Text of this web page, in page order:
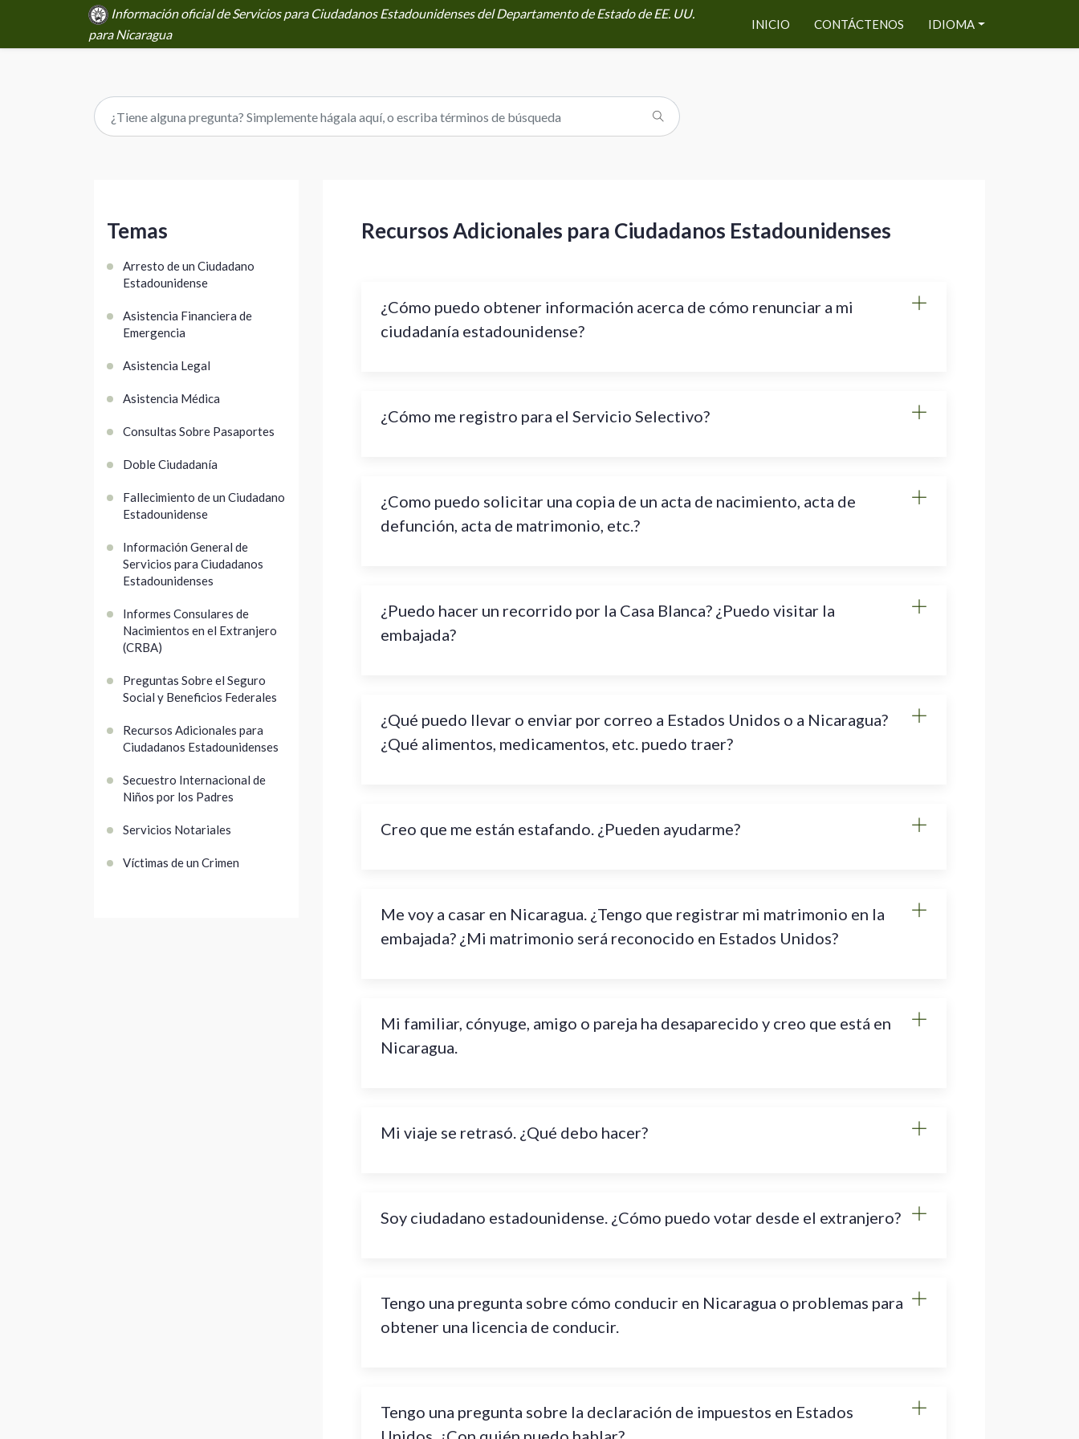
Información oficial de Servicios para Ciudadanos Estadounidenses del Departamento de Estado de EE. UU.
para Nicaragua
INICIO CONTÁCTENOS IDIOMA
Temas
Arresto de un Ciudadano
Estadounidense
Asistencia Financiera de
Emergencia
Asistencia Legal
Asistencia Médica
Consultas Sobre Pasaportes
Doble Ciudadanía
Fallecimiento de un Ciudadano
Estadounidense
Información General de
Servicios para Ciudadanos
Estadounidenses
Informes Consulares de
Nacimientos en el Extranjero
(CRBA)
Preguntas Sobre el Seguro
Social y Beneficios Federales
Recursos Adicionales para
Ciudadanos Estadounidenses
Secuestro Internacional de
Niños por los Padres
Servicios Notariales
Víctimas de un Crimen
Recursos Adicionales para Ciudadanos Estadounidenses
¿Cómo puedo obtener información acerca de cómo renunciar a mi
ciudadanía estadounidense?
¿Cómo me registro para el Servicio Selectivo?
¿Como puedo solicitar una copia de un acta de nacimiento, acta de
defunción, acta de matrimonio, etc.?
¿Puedo hacer un recorrido por la Casa Blanca? ¿Puedo visitar la
embajada?
¿Qué puedo llevar o enviar por correo a Estados Unidos o a Nicaragua?
¿Qué alimentos, medicamentos, etc. puedo traer?
Creo que me están estafando. ¿Pueden ayudarme?
Me voy a casar en Nicaragua. ¿Tengo que registrar mi matrimonio en la
embajada? ¿Mi matrimonio será reconocido en Estados Unidos?
Mi familiar, cónyuge, amigo o pareja ha desaparecido y creo que está en
Nicaragua.
Mi viaje se retrasó. ¿Qué debo hacer?
Soy ciudadano estadounidense. ¿Cómo puedo votar desde el extranjero?
Tengo una pregunta sobre cómo conducir en Nicaragua o problemas para
obtener una licencia de conducir.
Tengo una pregunta sobre la declaración de impuestos en Estados